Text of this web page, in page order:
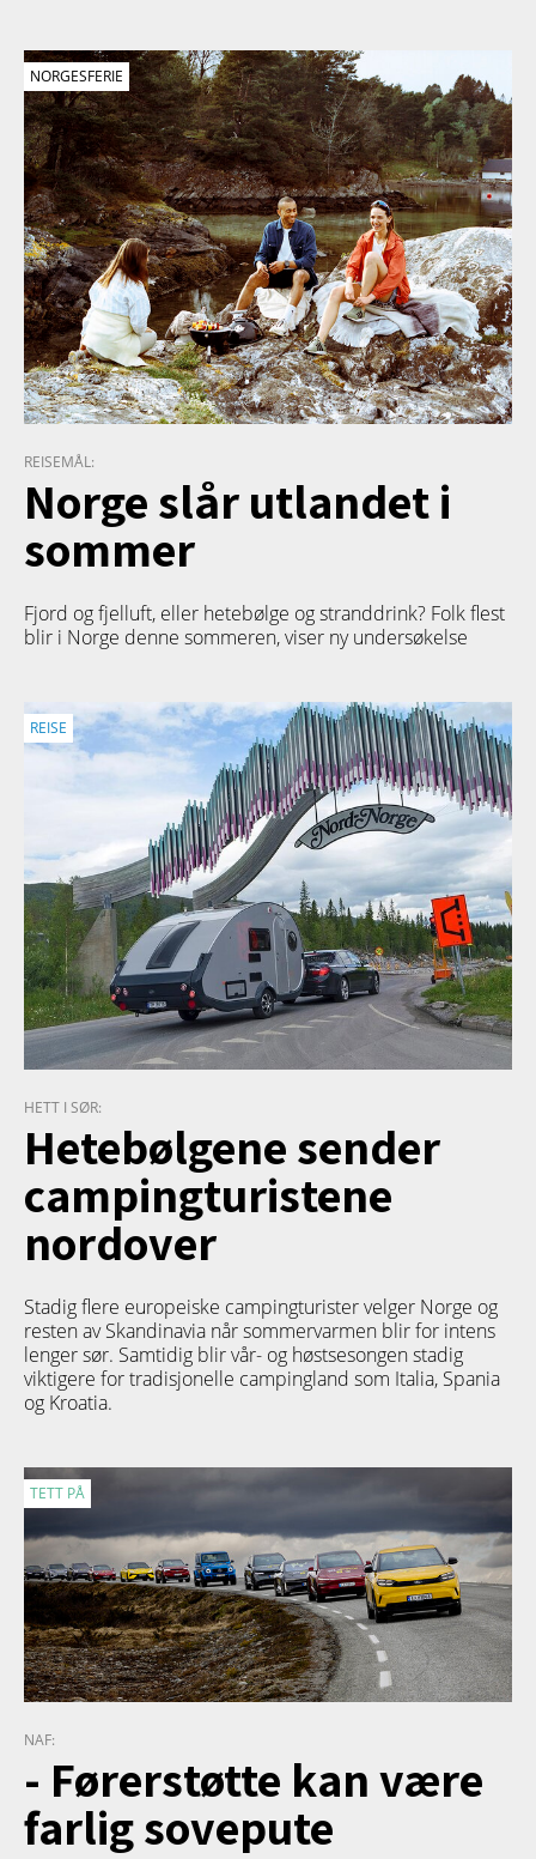
NORGESFERIE
REISEMÅL:
Norge slår utlandet i
sommer
Fjord og fjelluft, eller hetebølge og stranddrink? Folk flest
blir i Norge denne sommeren, viser ny undersøkelse
REISE
HETT I SØR:
Hetebølgene sender
campingturistene
nordover
Stadig flere europeiske campingturister velger Norge og
resten av Skandinavia når sommervarmen blir for intens
lenger sør. Samtidig blir vår- og høstsesongen stadig
viktigere for tradisjonelle campingland som Italia, Spania
og Kroatia.
TETT PÅ
NAF:
- Førerstøtte kan være
farlig sovepute